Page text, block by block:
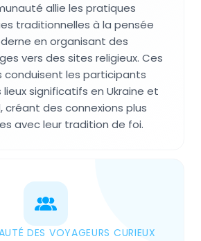
allie les pratiques
traditionnelles à la pensée
en organisant des
vers des sites religieux. Ces
conduisent les participants
lieux significatifs en Ukraine et
créant des connexions plus
avec leur tradition de foi.
DES VOYAGEURS CURIEUX